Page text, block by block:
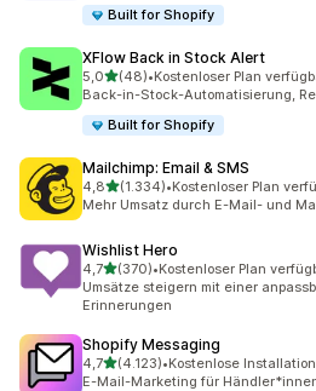
Built for Shopify
XFlow Back in Stock Alert
5,0von 5 Sternen
(48)
48 Rezensionen insgesamt
•Kostenloser Plan
Back-in-Stock-Automatisierung,
Built for Shopify
Mailchimp: Email & SMS
4,8von 5 Sternen
(1.334)
1334 Rezensionen insgesamt
•Kostenloser Plan
Mehr Umsatz durch E-Mail- und
Wishlist Hero
4,7von 5 Sternen
(370)
370 Rezensionen insgesamt
•Kostenloser Plan
Umsätze steigern mit einer
Erinnerungen
Shopify Messaging
4,7von 5 Sternen
(4.123)
4123 Rezensionen insgesamt
•Kostenlose Installation
E-Mail-Marketing für